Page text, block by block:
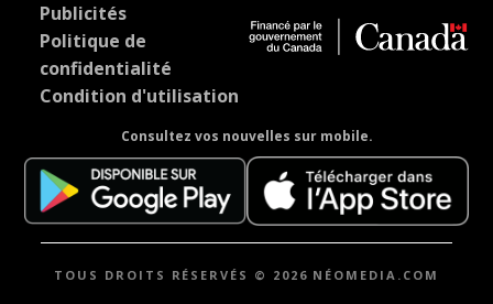
Publicités
Politique de
confidentialité
Condition d'utilisation
Consultez vos nouvelles sur mobile.
TOUS DROITS RÉSERVÉS © 2026 NÉOMEDIA.COM